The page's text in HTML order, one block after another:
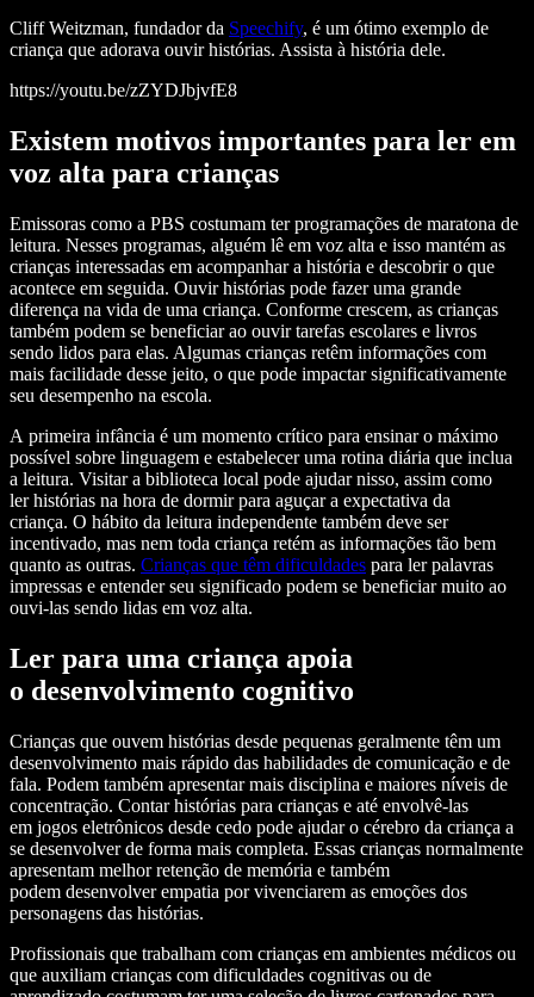
Cliff Weitzman, fundador da Speechify, é um ótimo exemplo de
criança que adorava ouvir histórias. Assista à história dele.
https://youtu.be/zZYDJbjvfE8
Existem motivos importantes para ler em
voz alta para crianças
Emissoras como a PBS costumam ter programações de maratona de
leitura. Nesses programas, alguém lê em voz alta e isso mantém as
crianças interessadas em acompanhar a história e descobrir o que
acontece em seguida. Ouvir histórias pode fazer uma grande
diferença na vida de uma criança. Conforme crescem, as crianças
também podem se beneficiar ao ouvir tarefas escolares e livros
sendo lidos para elas. Algumas crianças retêm informações com
mais facilidade desse jeito, o que pode impactar significativamente
seu desempenho na escola.
A primeira infância é um momento crítico para ensinar o máximo
possível sobre linguagem e estabelecer uma rotina diária que inclua
a leitura. Visitar a biblioteca local pode ajudar nisso, assim como
ler histórias na hora de dormir para aguçar a expectativa da
criança. O hábito da leitura independente também deve ser
incentivado, mas nem toda criança retém as informações tão bem
quanto as outras. Crianças que têm dificuldades para ler palavras
impressas e entender seu significado podem se beneficiar muito ao
ouvi-las sendo lidas em voz alta.
Ler para uma criança apoia
o desenvolvimento cognitivo
Crianças que ouvem histórias desde pequenas geralmente têm um
desenvolvimento mais rápido das habilidades de comunicação e de
fala. Podem também apresentar mais disciplina e maiores níveis de
concentração. Contar histórias para crianças e até envolvê-las
em jogos eletrônicos desde cedo pode ajudar o cérebro da criança a
se desenvolver de forma mais completa. Essas crianças normalmente
apresentam melhor retenção de memória e também
podem desenvolver empatia por vivenciarem as emoções dos
personagens das histórias.
Profissionais que trabalham com crianças em ambientes médicos ou
que auxiliam crianças com dificuldades cognitivas ou de